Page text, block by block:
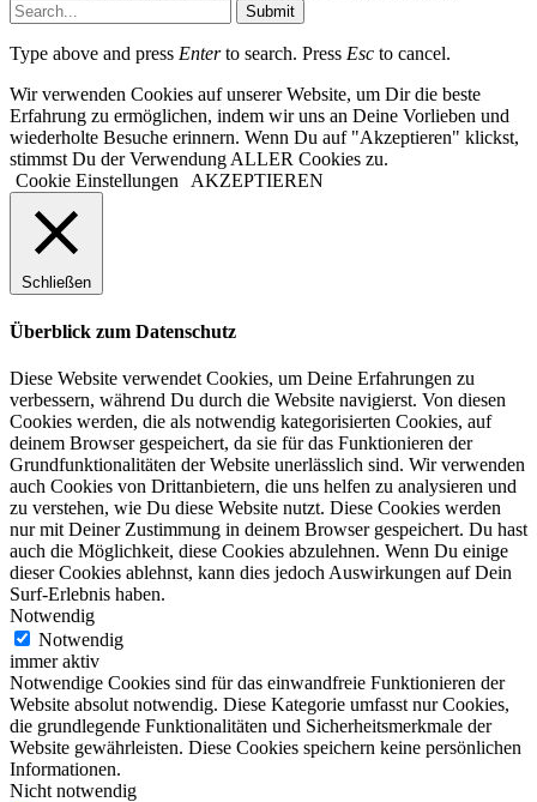
Submit
Type above and press Enterto search. Press Esc to cancel.
Wir verwenden Cookies auf unserer Website, um Dir die beste
Erfahrung zu ermöglichen, indem wir uns an Deine Vorlieben und
wiederholte Besuche erinnern. Wenn Du auf "Akzeptieren" klickst,
stimmst Du der Verwendung ALLER Cookies zu.
Cookie Einstellungen AKZEPTIEREN
Schließen
Überblick zum Datenschutz
Diese Website verwendet Cookies, um Deine Erfahrungen zu
verbessern, während Du durch die Website navigierst. Von diesen
Cookies werden, die als notwendig kategorisierten Cookies, auf
deinem Browser gespeichert, da sie für das Funktionieren der
Grundfunktionalitäten der Website unerlässlich sind. Wir verwenden
auch Cookies von Drittanbietern, die uns helfen zu analysieren und
zu verstehen, wie Du diese Website nutzt. Diese Cookies werden
nur mit Deiner Zustimmung in deinem Browser gespeichert. Du hast
auch die Möglichkeit, diese Cookies abzulehnen. Wenn Du einige
dieser Cookies ablehnst, kann dies jedoch Auswirkungen auf Dein
Surf-Erlebnis haben.
Notwendig
Notwendig
immer aktiv
Notwendige Cookies sind für das einwandfreie Funktionieren der
Website absolut notwendig. Diese Kategorie umfasst nur Cookies,
die grundlegende Funktionalitäten und Sicherheitsmerkmale der
Website gewährleisten. Diese Cookies speichern keine persönlichen
Informationen.
Nicht notwendig